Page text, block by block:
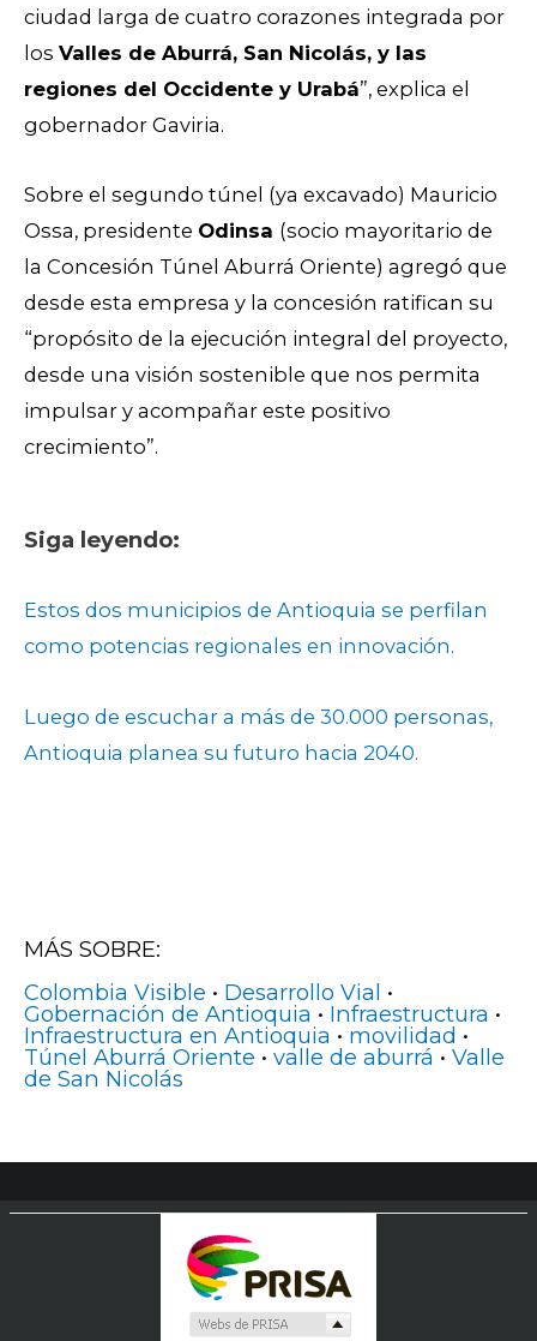
ciudad larga de cuatro corazones integrada por
los Valles de Aburrá, San Nicolás, y las
regiones del Occidente y Urabá”, explica el
gobernador Gaviria.
Sobre el segundo túnel (ya excavado) Mauricio
Ossa, presidente Odinsa (socio mayoritario de
la Concesión Túnel Aburrá Oriente) agregó que
desde esta empresa y la concesión ratifican su
“propósito de la ejecución integral del proyecto,
desde una visión sostenible que nos permita
impulsar y acompañar este positivo
crecimiento”.
Siga leyendo:
Estos dos municipios de Antioquia se perfilan
como potencias regionales en innovación.
Luego de escuchar a más de 30.000 personas,
Antioquia planea su futuro hacia 2040.
MÁS SOBRE:
Colombia Visible • Desarrollo Vial •
Gobernación de Antioquia • Infraestructura •
Infraestructura en Antioquia • movilidad •
Túnel Aburrá Oriente • valle de aburrá • Valle
de San Nicolás